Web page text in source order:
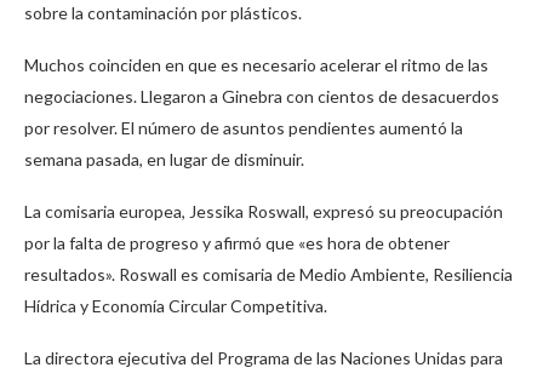
sobre la contaminación por plásticos.
Muchos coinciden en que es necesario acelerar el ritmo de las
negociaciones. Llegaron a Ginebra con cientos de desacuerdos
por resolver. El número de asuntos pendientes aumentó la
semana pasada, en lugar de disminuir.
La comisaria europea, Jessika Roswall, expresó su preocupación
por la falta de progreso y afirmó que «es hora de obtener
resultados». Roswall es comisaria de Medio Ambiente, Resiliencia
Hídrica y Economía Circular Competitiva.
La directora ejecutiva del Programa de las Naciones Unidas para